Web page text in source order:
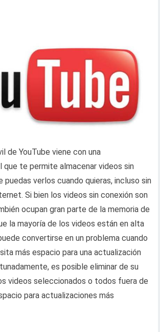
de YouTube viene con una
te permite almacenar videos sin
puedas verlos cuando quieras, incluso sin
Si bien los videos sin conexión son
ocupan gran parte de la memoria de
la mayoría de los videos están en alta
convertirse en un problema cuando
más espacio para una actualización
es posible eliminar de su
videos seleccionados o todos fuera de
para actualizaciones más